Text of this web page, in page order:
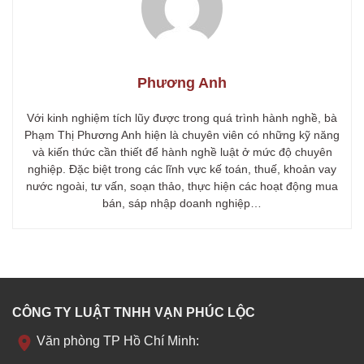
Phương Anh
Với kinh nghiệm tích lũy được trong quá trình hành nghề, bà
Phạm Thị Phương Anh hiện là chuyên viên có những kỹ năng
và kiến thức cần thiết để hành nghề luật ở mức độ chuyên
nghiệp. Đặc biệt trong các lĩnh vực kế toán, thuế, khoản vay
nước ngoài, tư vấn, soạn thảo, thực hiện các hoạt động mua
bán, sáp nhập doanh nghiệp…
CÔNG TY LUẬT TNHH VẠN PHÚC LỘC
Văn phòng TP Hồ Chí Minh: